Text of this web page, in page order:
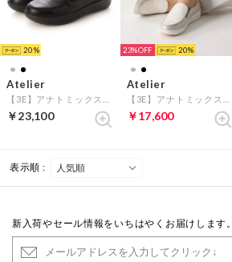
20
Atelier
￥23,100
23% 20
Atelier
￥17,600
表示順 :
新入荷やセール情報をいちはやくお届けします。